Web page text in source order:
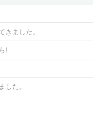
きました。
!
した。